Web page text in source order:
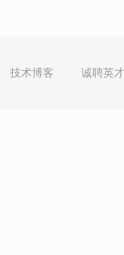
技术博客 诚聘英才